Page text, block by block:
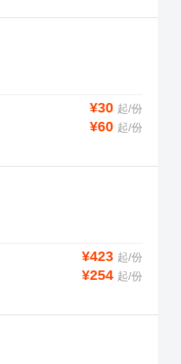
¥30 起/份
¥60 起/份
¥423 起/份
¥254 起/份